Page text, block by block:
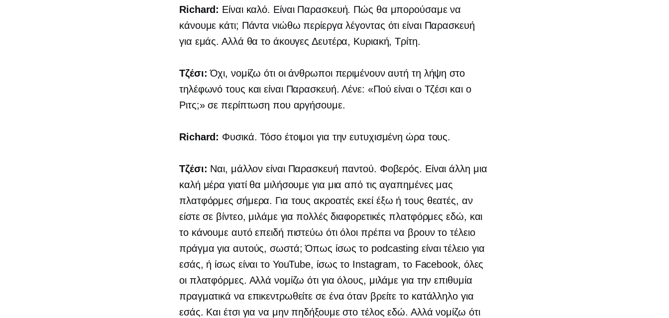
Richard: Είναι καλό. Είναι Παρασκευή. Πώς θα μπορούσαμε να
κάνουμε κάτι; Πάντα νιώθω περίεργα λέγοντας ότι είναι Παρασκευή
για εμάς. Αλλά θα το άκουγες Δευτέρα, Κυριακή, Τρίτη.
Τζέσι: Όχι, νομίζω ότι οι άνθρωποι περιμένουν αυτή τη λήψη στο
τηλέφωνό τους και είναι Παρασκευή. Λένε: «Πού είναι ο Τζέσι και ο
Ριτς;» σε περίπτωση που αργήσουμε.
Richard: Φυσικά. Τόσο έτοιμοι για την ευτυχισμένη ώρα τους.
Τζέσι: Ναι, μάλλον είναι Παρασκευή παντού. Φοβερός. Είναι άλλη μια
καλή μέρα γιατί θα μιλήσουμε για μια από τις αγαπημένες μας
πλατφόρμες σήμερα. Για τους ακροατές εκεί έξω ή τους θεατές, αν
είστε σε βίντεο, μιλάμε για πολλές διαφορετικές πλατφόρμες εδώ, και
το κάνουμε αυτό επειδή πιστεύω ότι όλοι πρέπει να βρουν το τέλειο
πράγμα για αυτούς, σωστά; Όπως ίσως το podcasting είναι τέλειο για
εσάς, ή ίσως είναι το YouTube, ίσως το Instagram, το Facebook, όλες
οι πλατφόρμες. Αλλά νομίζω ότι για όλους, μιλάμε για την επιθυμία
πραγματικά να επικεντρωθείτε σε ένα όταν βρείτε το κατάλληλο για
εσάς. Και έτσι για να μην πηδήξουμε στο τέλος εδώ. Αλλά νομίζω ότι